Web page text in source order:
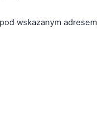
wskazanym